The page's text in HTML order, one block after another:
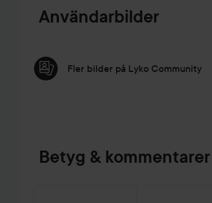
Användarbilder
Fler bilder på Lyko Community
Betyg & kommentarer